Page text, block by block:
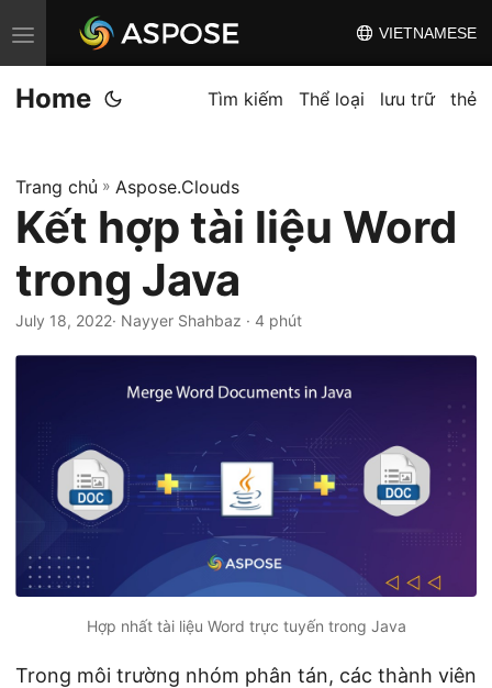
C
h
u
n
đ
đ
g
VIETNAMESE
Home Tìm kiếm Thể loại lưu trữ thẻ
Trang chủ » Aspose.Clouds
Kết hợp tài liệu Word
trong Java
July 18, 2022· Nayyer Shahbaz · 4 phút
Hợp nhất tài liệu Word trực tuyến trong Java
Trong môi trường nhóm phân tán, các thành viên